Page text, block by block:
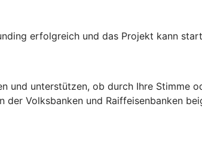
erfolgreich und das Projekt kann
und unterstützen, ob durch Ihre Stimme
Volksbanken und Raiffeisenbanken